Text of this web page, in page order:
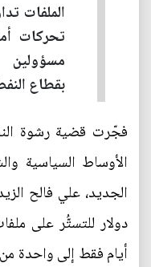
الملفات
تحركات
بقطاع
فجّرت قضية رشوة
الأوساط السياسية
أيام فقط إلى واحدة من